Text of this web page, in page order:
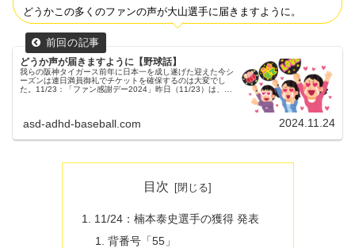
どうかこの多くのファンの声が大山選手に届きますように。
どうか声が届きますように【野球話】
我らの阪神タイガース前年に日本一を成し遂げた迎えた今シ
ーズンは連日満員御礼でチケットを確保するのは大変でし
た。11/23：「ファン感謝デー2024」昨日（11/23）は、甲
asd-adhd-baseball.com 2024.11.24
目次
11/24：楠本泰史選手の獲得 発表
背番号「55」